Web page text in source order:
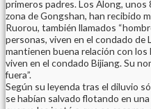
primeros padres. Los Along, unos
zona de Gongshan, han recibido
Ruorou, también llamados
personas, viven en el condado de
mantienen buena relación con los
viven en el condado Bijiang. Su
fuera”.
Según su leyenda tras el diluvio
se habían salvado flotando en